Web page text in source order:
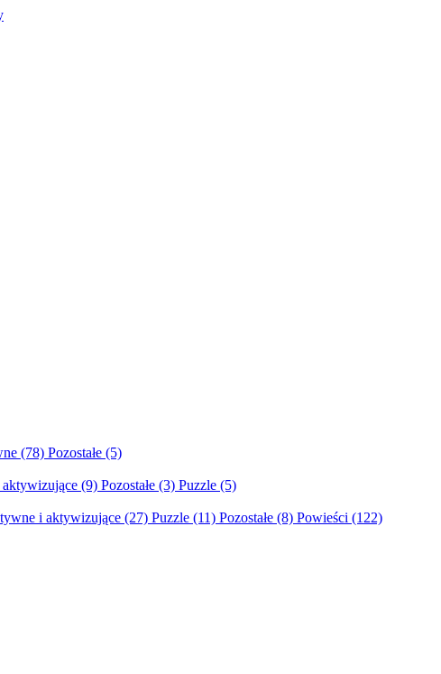
(78) Pozostałe (5)
(9) Pozostałe (3) Puzzle (5)
i aktywizujące (27) Puzzle (11) Pozostałe (8) Powieści (122)